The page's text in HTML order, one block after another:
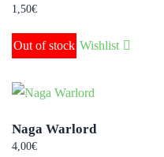
1,50€
Out of stock Wishlist
Naga Warlord
4,00€